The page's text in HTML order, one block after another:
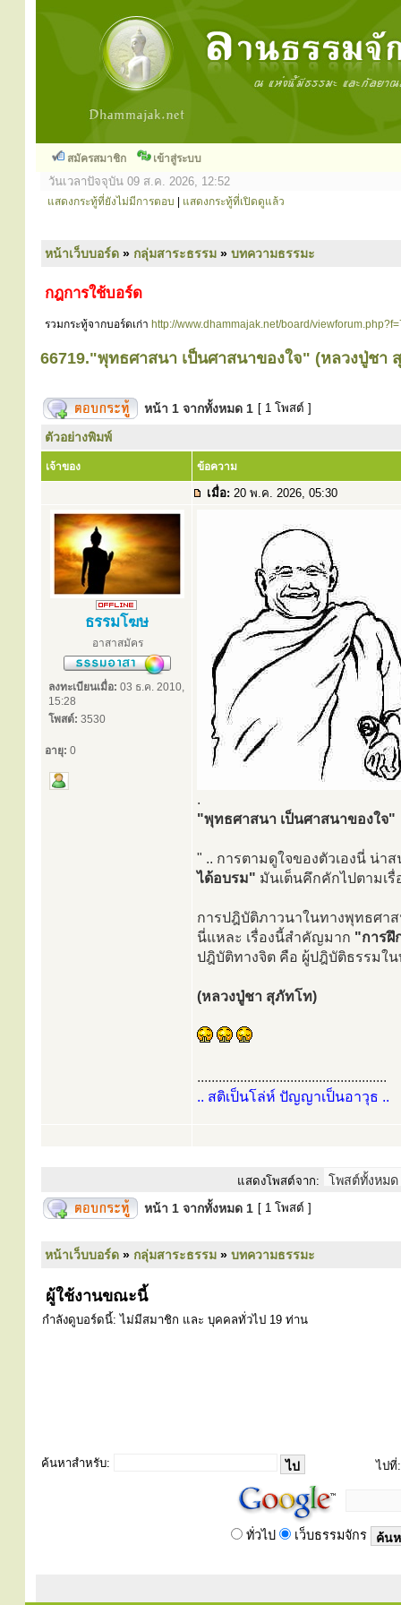
สมัครสมาชิก เข้าสู่ระบบ
วันเวลาปัจจุบัน 09 ส.ค. 2026, 12:52
แสดงกระทู้ที่ยังไม่มีการตอบ แสดงกระทู้ที่เปิดดูแล้ว
หน้าเว็บบอร์ด » กลุ่มสาระธรรม » บทความธรรมะ
กฎการใช้บอร์ด
รวมกระทู้จากบอร์ดเก่า http://www.dhammajak.net/board/
66719."พุทธศาสนา เป็นศาสนาของใจ" (หลวงปู่ชา
หน้า 1 จากทั้งหมด 1 [ 1 โพสต์ ]
ตัวอย่างพิมพ์
เจ้าของ ข้อความ
เมื่อ: 20 พ.ค. 2026, 05:30
ธรรมโฆษ
อาสาสมัคร
ลงทะเบียนเมื่อ: 03 ธ.ค. 2010,
15:28
โพสต์: 3530
อายุ: 0
.
"พุทธศาสนา เป็นศาสนาของใจ"
" .. การตามดูใจของตัวเองนี่ น่า
ได้อบรม" มันเต็นคึกคักไปตามเรื่
การปฎิบัติภาวนาในทางพุทธศา
นี่แหละ เรื่องนี้สำคัญมาก "การฝึ
ปฎิบัติทางจิต คือ ผู้ปฎิบัติธรรมใ
(หลวงปู่ชา สุภัทโท)
.....................................................
.. สติเป็นโล่ห์ ปัญญาเป็นอาวุธ ..
แสดงโพสต์จาก:
หน้า 1 จากทั้งหมด 1 [ 1 โพสต์ ]
หน้าเว็บบอร์ด » กลุ่มสาระธรรม » บทความธรรมะ
ผู้ใช้งานขณะนี้
กำลังดูบอร์ดนี้: ไม่มีสมาชิก และ บุคคลทั่วไป 19 ท่าน
ค้นหาสำหรับ: ไปที่:
ทั่วไป เว็บธรรมจักร